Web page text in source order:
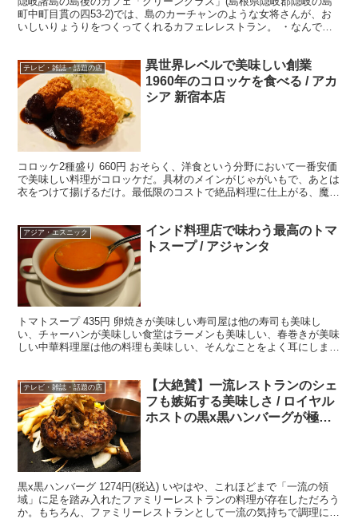
町中町目貫の四53-2)では、島のカーチャンのような女将さんが、お
いしいりょうりをつくってくれるカフェレレストラン。 ・なんでも
テレビ・雑誌・話題の店
異世界レベルで美味しい創業
1960年のコロッケを食べる / アカ
シア 新宿本店
コロッケ2種盛り 660円 おそらく、洋食という分野において一番安価
で美味しい料理がコロッケだ。具材のメインがじゃがいもで、あとは
衣をつけて揚げるだけ。最低限のコストで絶品料理に仕上がる、魔法
アジア・エスニック
インド料理店で味わう最高のトマ
トスープ / アジャンタ
トマトスープ 435円 卵焼きが美味しい寿司屋は他の寿司も美味し
い、チャーハンが美味しい食堂はラーメンも美味しい、春巻きが美味
しい中華料理屋は他の料理も美味しい、そんなことをよく耳にしま
テレビ・雑誌・話題の店
【大絶賛】一流レストランのシェ
フも嫉妬する美味しさ / ロイヤル
ホストの黒x黒ハンバーグが極上
黒x黒ハンバーグ 1274円(税込) いやはや、これほどまで「一流の領
域」に足を踏み入れたファミリーレストランの料理が存在しただろう
か。もちろん、ファミリーレストランとして一流の気持ちで調理にあ